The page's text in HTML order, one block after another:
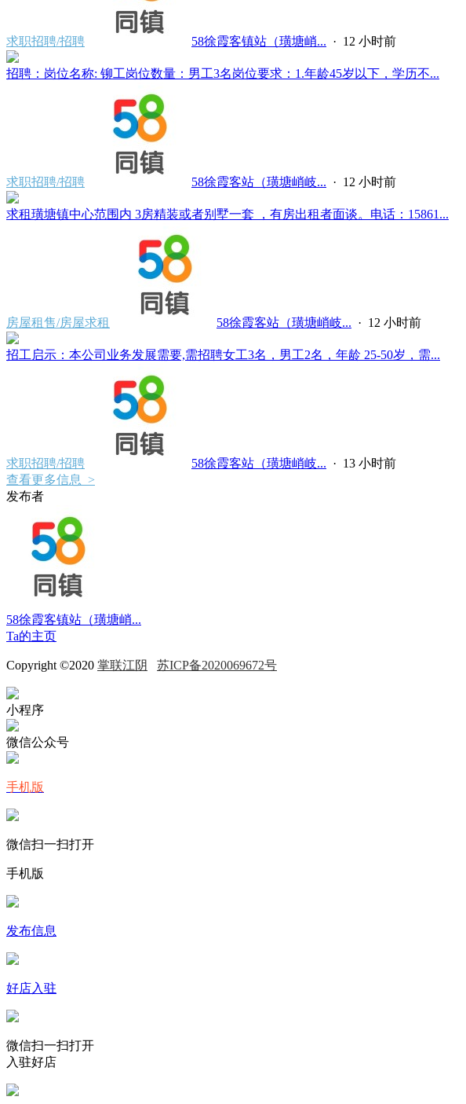
求职招聘/招聘 58徐霞客镇站（璜塘峭... · 12 小时前
招聘：岗位名称: 铆工岗位数量：男工3名岗位要求：1.年龄45岁以下，学历不...
求职招聘/招聘 58徐霞客站（璜塘峭岐... · 12 小时前
求租璜塘镇中心范围内 3房精装或者别墅一套 ，有房出租者面谈。电话：15861...
房屋租售/房屋求租 58徐霞客站（璜塘峭岐... · 12 小时前
招工启示：本公司业务发展需要,需招聘女工3名，男工2名，年龄 25-50岁，需...
求职招聘/招聘 58徐霞客站（璜塘峭岐... · 13 小时前
查看更多信息 >
发布者
58徐霞客镇站（璜塘峭...
Ta的主页
Copyright ©2020 掌联江阴 苏ICP备2020069672号
小程序
微信公众号
手机版
微信扫一扫打开
手机版
发布信息
好店入驻
微信扫一扫打开
入驻好店